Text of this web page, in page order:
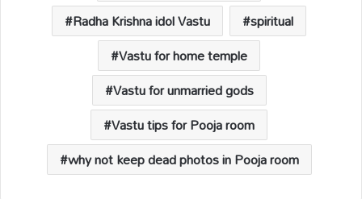
Radha Krishna idol Vastu
spiritual
Vastu for home temple
Vastu for unmarried gods
Vastu tips for Pooja room
why not keep dead photos in Pooja room